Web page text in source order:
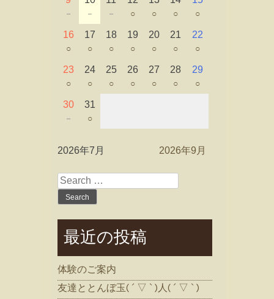
－ － － ○ ○ ○ ○
16
○
17
○
18
○
19
○
20
○
21
○
22
○
23
○
24
○
25
○
26
○
27
○
28
○
29
○
30
－
31
○
2026年7月 2026年9月
Search
for:
最近の投稿
体験のご案内
友達ととんぼ玉( ´ ▽ ` )人( ´ ▽ ` )